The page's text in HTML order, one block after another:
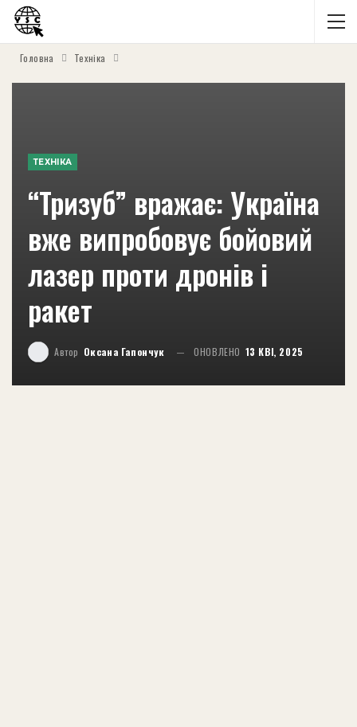
Головна Техніка
ТЕХНІКА
“Тризуб” вражає: Україна
вже випробовує бойовий
лазер проти дронів і
ракет
Автор Оксана Гапончук ОНОВЛЕНО 13 КВІ, 2025